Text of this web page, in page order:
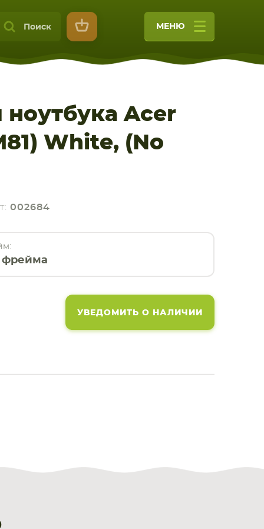
Поиск МЕНЮ
ноутбука Acer
White, (No
002684
фрейма
УВЕДОМИТЬ О НАЛИЧИИ